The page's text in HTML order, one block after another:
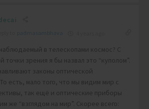
в телескопами космос? С
точки зрения я бы назвал это “куполом”.
законы оптической
есть, мало того, что мы видим мир с
так ещё и оптические приборы
же “взглядом на мир”. Скорее всего: